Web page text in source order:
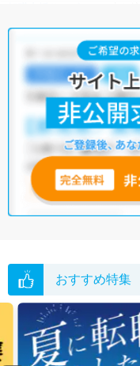
にお申し
幸手市の理学療法士求人で
積極採用中・新卒OK・
・クリニック・介護
他の条件でも人気の求人が
いただくか、お気軽にお問
全国の理学療法士求人から
無料転職支援サービス
にお
グした上で求人をご提案い
ご希望条件がまだ定まって
おすすめ特集